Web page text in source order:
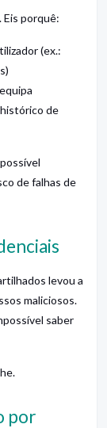
Eis porquê:
(ex.:
de
de falhas de
levou a
maliciosos.
saber
por